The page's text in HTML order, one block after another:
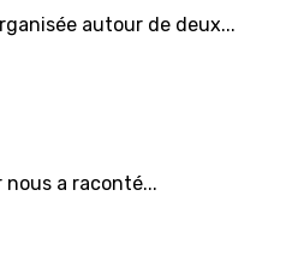
autour de deux...
a raconté...